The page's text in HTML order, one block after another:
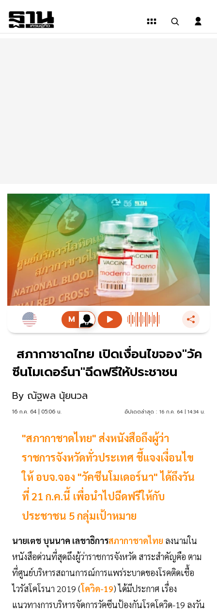
สภากาชาดไทย เปิดเงื่อนไขจอง"วัค
ซีนโมเดอร์นา"ฉีดฟรีให้ประชาชน
By ณัฐพล นุ้ยนวล
16 ก.ค. 64 | 05:06 น. อัปเดตล่าสุด : 16 ก.ค. 64 | 14:34 น.
"สภากาชาดไทย" ส่งหนังสือถึงผู้ว่า
ราชการจังหวัดทั่วประเทศ ชี้แจงเงื่อนไข
ให้ อบจ.จอง "วัคซีนโมเดอร์นา" ได้ถึงวัน
ที่ 21 ก.ค.นี้ เพื่อนำไปฉีดฟรีให้กับ
ประชาชน 5 กลุ่มเป้าหมาย
นายเตช บุนนาค เลขาธิการสภากาชาดไทย ลงนามใน
หนังสือด่วนที่สุดถึงผู้ว่าราชการจังหวัด สาระสำคัญคือ ตาม
ที่ศูนย์บริหารสถานการณ์การแพร่ระบาดของโรคติดเชื้อ
ไวรัสโคโรนา 2019 (โควิด-19) ได้มีประกาศ เรื่อง
แนวทางการบริหารจัดการวัคซีนป้องกันโรคโควิด-19 ลงวัน